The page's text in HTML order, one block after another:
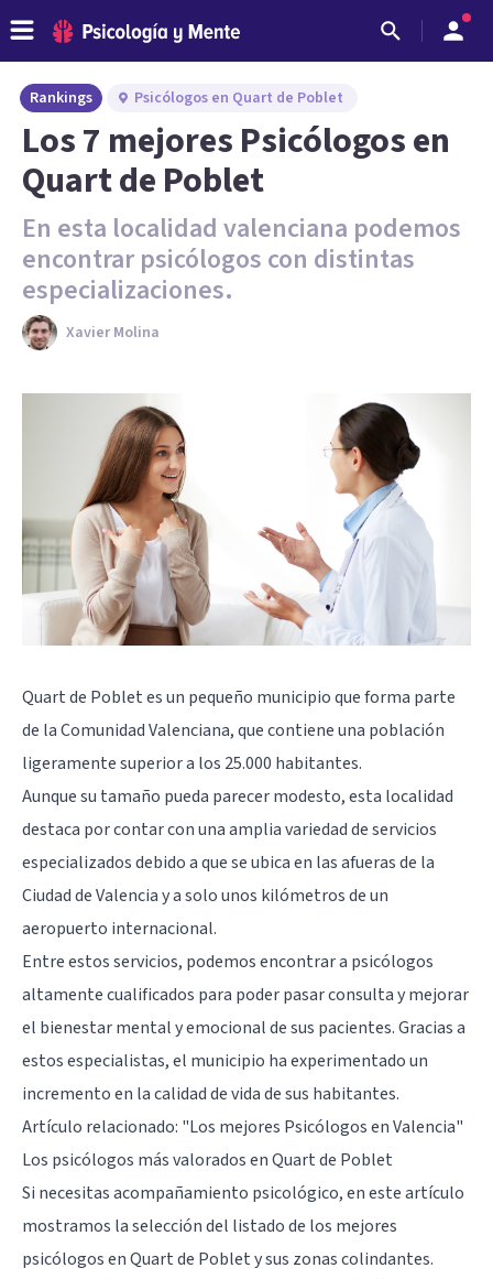
Rankings Psicólogos en Quart de Poblet
Los 7 mejores Psicólogos en
Quart de Poblet
En esta localidad valenciana podemos
encontrar psicólogos con distintas
especializaciones.
Xavier Molina
Quart de Poblet es un pequeño municipio que forma parte
de la Comunidad Valenciana, que contiene una población
ligeramente superior a los 25.000 habitantes.
Aunque su tamaño pueda parecer modesto, esta localidad
destaca por contar con una amplia variedad de servicios
especializados debido a que se ubica en las afueras de la
Ciudad de Valencia y a solo unos kilómetros de un
aeropuerto internacional.
Entre estos servicios, podemos encontrar a psicólogos
altamente cualificados para poder pasar consulta y mejorar
el bienestar mental y emocional de sus pacientes. Gracias a
estos especialistas, el municipio ha experimentado un
incremento en la calidad de vida de sus habitantes.
Artículo relacionado: "Los mejores Psicólogos en Valencia"
Los psicólogos más valorados en Quart de Poblet
Si necesitas acompañamiento psicológico, en este artículo
mostramos la selección del listado de los mejores
psicólogos en Quart de Poblet y sus zonas colindantes.